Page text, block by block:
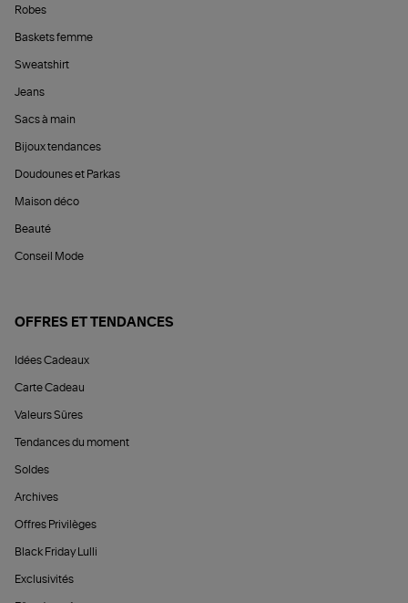
Robes
Baskets femme
Sweatshirt
Jeans
Sacs à main
Bijoux tendances
Doudounes et Parkas
Maison déco
Beauté
Conseil Mode
OFFRES ET TENDANCES
Idées Cadeaux
Carte Cadeau
Valeurs Sûres
Tendances du moment
Soldes
Archives
Offres Privilèges
Black Friday Lulli
Exclusivités